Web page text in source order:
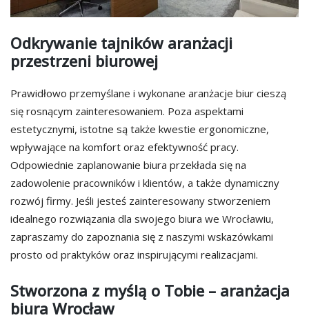
Odkrywanie tajników aranżacji
przestrzeni biurowej
Prawidłowo przemyślane i wykonane aranżacje biur cieszą
się rosnącym zainteresowaniem. Poza aspektami
estetycznymi, istotne są także kwestie ergonomiczne,
wpływające na komfort oraz efektywność pracy.
Odpowiednie zaplanowanie biura przekłada się na
zadowolenie pracowników i klientów, a także dynamiczny
rozwój firmy. Jeśli jesteś zainteresowany stworzeniem
idealnego rozwiązania dla swojego biura we Wrocławiu,
zapraszamy do zapoznania się z naszymi wskazówkami
prosto od praktyków oraz inspirującymi realizacjami.
Stworzona z myślą o Tobie – aranżacja
biura Wrocław